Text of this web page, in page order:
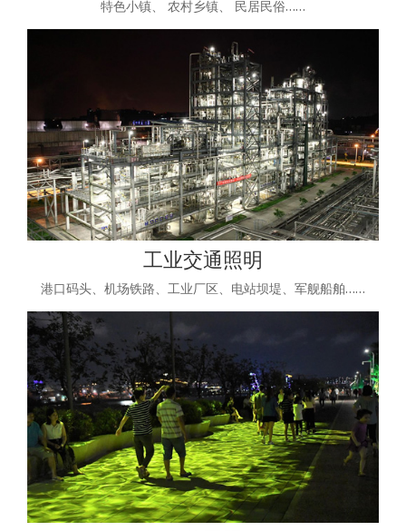
特色小镇、 农村乡镇、 民居民俗……
工业交通照明
港口码头、机场铁路、工业厂区、电站坝堤、军舰船舶……